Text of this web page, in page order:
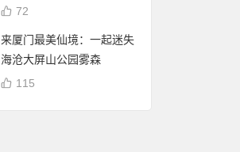
哦！72
来厦门最美仙境：一起迷失
海沧大屏山公园雾森
115